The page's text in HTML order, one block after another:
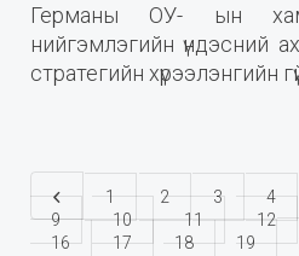
Германы ОУ- ын
нийгэмлэгийн үндэсний
стратегийн хүрээлэнгийн
1 2 3 4
9
10 11 12
16
17 18 19